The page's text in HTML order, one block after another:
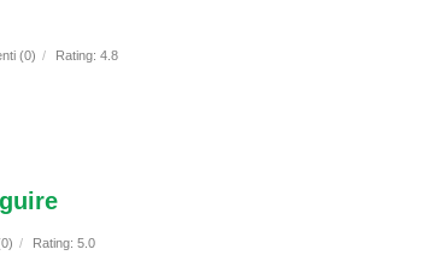
(0) / Rating: 4.8
/ Rating: 5.0